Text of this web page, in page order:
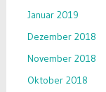
Januar 2019
Dezember 2018
November 2018
Oktober 2018